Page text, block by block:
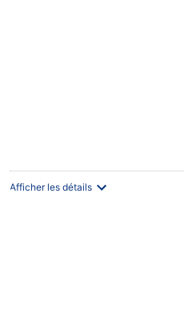
Afficher les détails